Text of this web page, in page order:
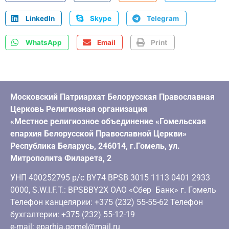
LinkedIn Skype Telegram
WhatsApp Email Print
Московский Патриархат Белорусская Православная
Церковь Религиозная организация
«Местное религиозное объединение «Гомельская
епархия Белорусской Православной Церкви»
Республика Беларусь, 246014, г.Гомель, ул.
Митрополита Филарета, 2
УНП 400252795 р/с BY74 BPSB 3015 1113 0401 2933
0000, S.W.I.F.T.: BPSBBY2X ОАО «Сбер Банк» г. Гомель
Телефон канцелярии: +375 (232) 55-55-62 Телефон
бухгалтерии: +375 (232) 55-12-19
e-mail: eparhia.gomel@mail.ru